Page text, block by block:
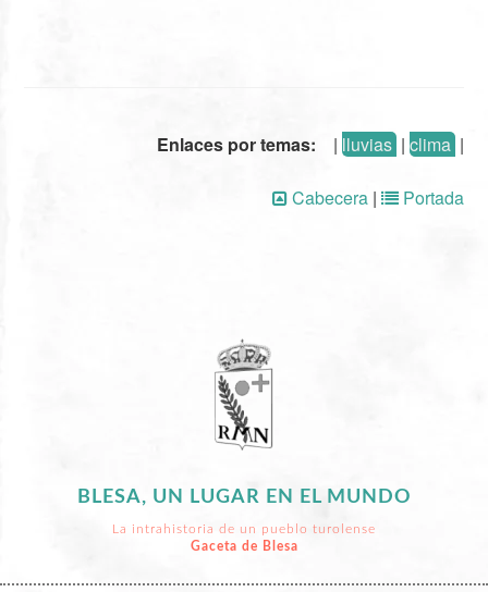
Enlaces por temas: | lluvias| clima|
Cabecera| Portada
BLESA, UN LUGAR EN EL MUNDO
La intrahistoria de un pueblo turolense
Gaceta de Blesa